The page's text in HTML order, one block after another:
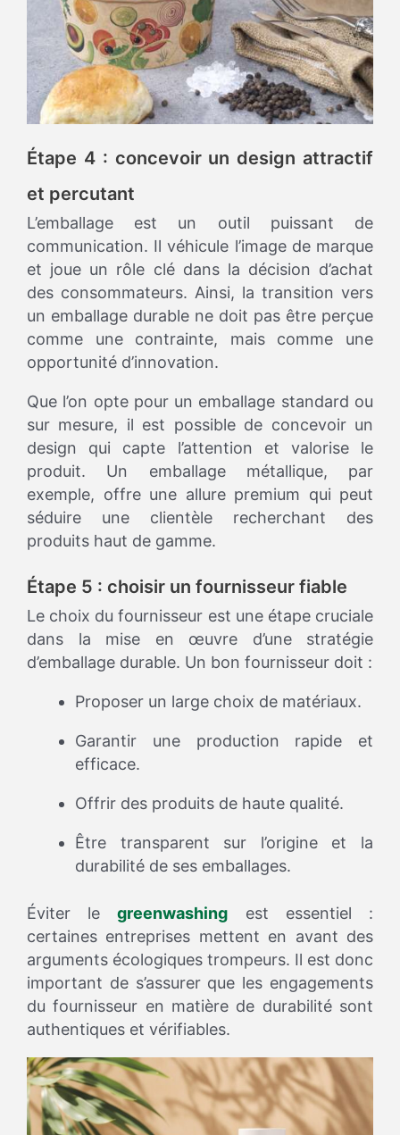
Étape 4 : concevoir un design attractif
et percutant
L’emballage est un outil puissant de
communication. Il véhicule l’image de marque
et joue un rôle clé dans la décision d’achat
des consommateurs. Ainsi, la transition vers
un emballage durable ne doit pas être perçue
comme une contrainte, mais comme une
opportunité d’innovation.
Que l’on opte pour un emballage standard ou
sur mesure, il est possible de concevoir un
design qui capte l’attention et valorise le
produit. Un emballage métallique, par
exemple, offre une allure premium qui peut
séduire une clientèle recherchant des
produits haut de gamme.
Étape 5 : choisir un fournisseur fiable
Le choix du fournisseur est une étape cruciale
dans la mise en œuvre d’une stratégie
d’emballage durable. Un bon fournisseur doit :
Proposer un large choix de matériaux.
Garantir une production rapide et
efficace.
Offrir des produits de haute qualité.
Être transparent sur l’origine et la
durabilité de ses emballages.
Éviter legreenwashing est essentiel :
certaines entreprises mettent en avant des
arguments écologiques trompeurs. Il est donc
important de s’assurer que les engagements
du fournisseur en matière de durabilité sont
authentiques et vérifiables.